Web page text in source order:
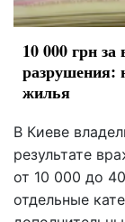
10 000 грн
разрушения:
жилья
В Киеве
результате
от 10 000 до
отдельные